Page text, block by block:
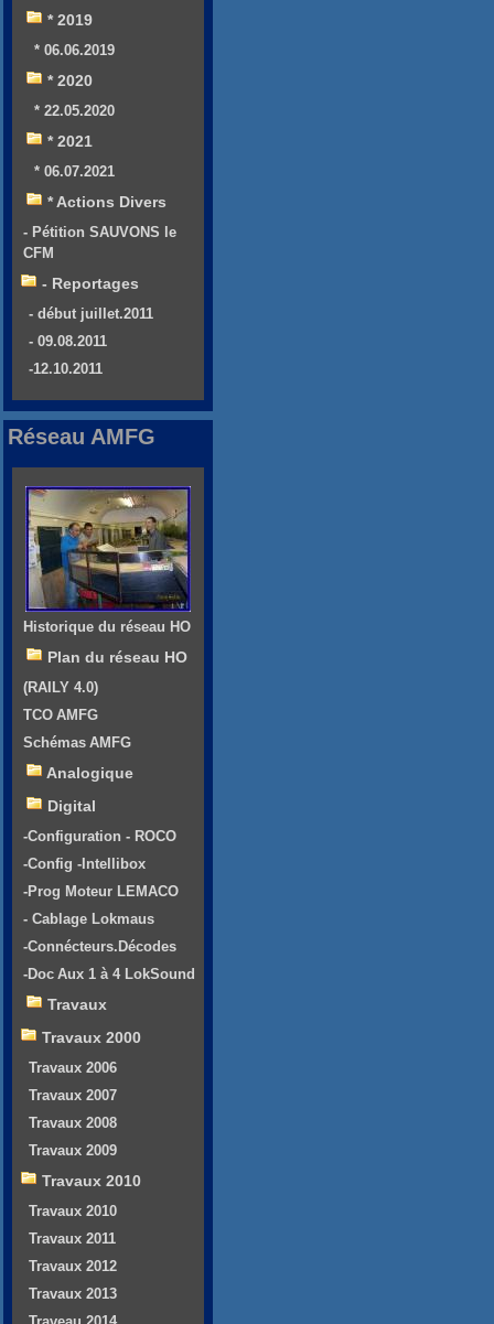
* 2019
* 06.06.2019
* 2020
* 22.05.2020
* 2021
* 06.07.2021
* Actions Divers
- Pétition SAUVONS le
CFM
- Reportages
- début juillet.2011
- 09.08.2011
-12.10.2011
Réseau AMFG
Historique du réseau HO
Plan du réseau HO
(RAILY 4.0)
TCO AMFG
Schémas AMFG
Analogique
Digital
-Configuration - ROCO
-Config -Intellibox
-Prog Moteur LEMACO
- Cablage Lokmaus
-Connécteurs.Décodes
-Doc Aux 1 à 4 LokSound
Travaux
Travaux 2000
Travaux 2006
Travaux 2007
Travaux 2008
Travaux 2009
Travaux 2010
Travaux 2010
Travaux 2011
Travaux 2012
Travaux 2013